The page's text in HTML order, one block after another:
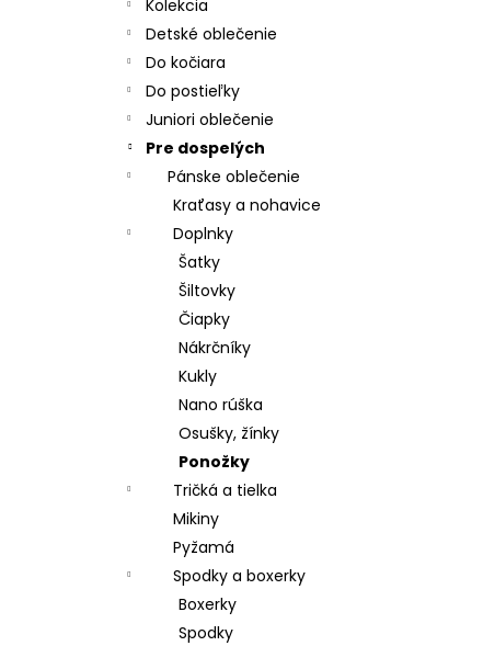
Kolekcia
Detské oblečenie
Do kočiara
Do postieľky
Juniori oblečenie
Pre dospelých
Pánske oblečenie
Kraťasy a nohavice
Doplnky
Šatky
Šiltovky
Čiapky
Nákrčníky
Kukly
Nano rúška
Osušky, žínky
Ponožky
Tričká a tielka
Mikiny
Pyžamá
Spodky a boxerky
Boxerky
Spodky
€19,70